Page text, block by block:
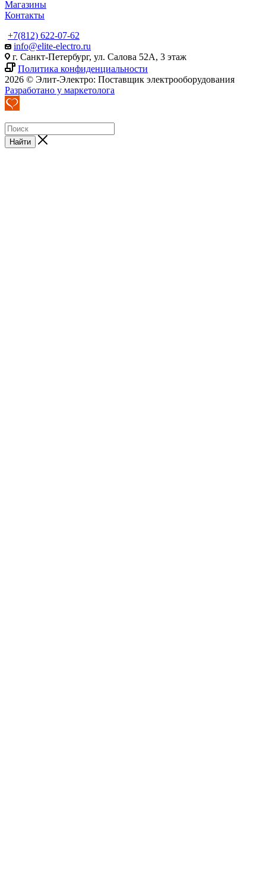
Магазины
Контакты
+7(812) 622-07-62
info@elite-electro.ru
г. Санкт-Петербург, ул. Салова 52А, 3 этаж
Политика конфиденциальности
2026 © Элит-Электро: Поставщик электрооборудования
Разработано у маркетолога
Найти